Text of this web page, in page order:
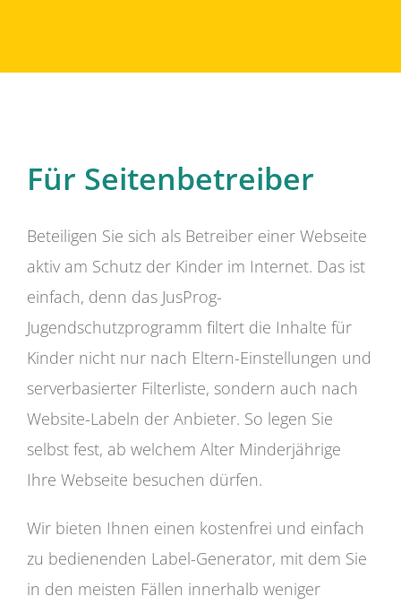
Für Seitenbetreiber
Beteiligen Sie sich als Betreiber einer Webseite
aktiv am Schutz der Kinder im Internet. Das ist
einfach, denn das JusProg-
Jugendschutzprogramm filtert die Inhalte für
Kinder nicht nur nach Eltern-Einstellungen und
serverbasierter Filterliste, sondern auch nach
Website-Labeln der Anbieter. So legen Sie
selbst fest, ab welchem Alter Minderjährige
Ihre Webseite besuchen dürfen.
Wir bieten Ihnen einen kostenfrei und einfach
zu bedienenden Label-Generator, mit dem Sie
in den meisten Fällen innerhalb weniger